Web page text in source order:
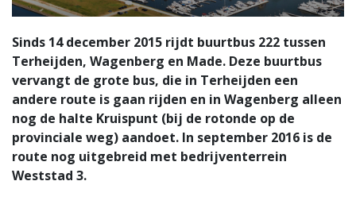
Sinds 14 december 2015 rijdt buurtbus 222 tussen
Terheijden, Wagenberg en Made. Deze buurtbus
vervangt de grote bus, die in Terheijden een
andere route is gaan rijden en in Wagenberg alleen
nog de halte Kruispunt (bij de rotonde op de
provinciale weg) aandoet. In september 2016 is de
route nog uitgebreid met bedrijventerrein
Weststad 3.